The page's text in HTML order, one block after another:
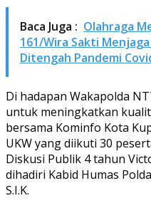
Baca Juga : Olahraga
161/Wira Sakti
Ditengah Pandemi
Di hadapan Wakapolda
untuk meningkatkan
bersama Kominfo Kota
UKW yang diikuti 30
Diskusi Publik 4 tahun
dihadiri Kabid Humas
S.I.K.